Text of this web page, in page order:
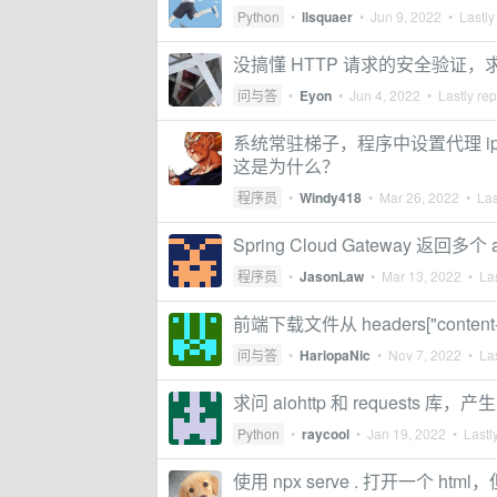
Python • llsquaer • Jun 9, 2022 •
没搞懂 HTTP 请求的安全验证，
问与答 • Eyon • Jun 4, 2022 • Lastly
系统常驻梯子，程序中设置代理
这是为什么？
程序员 • Windy418 • Mar 26, 2022 •
Spring Cloud Gateway 返回多
程序员 • JasonLaw • Mar 13, 2022 •
前端下载文件从
问与答 • HariopaNic • Nov 7, 2022 •
求问 aiohttp 和 requests 库，产
Python • raycool • Jan 19, 2022 •
使用 npx serve . 打开一个 html